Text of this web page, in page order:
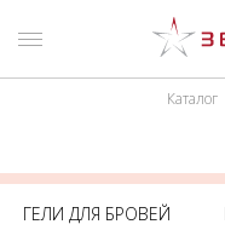
КАТАЛОГ
ВОЙТИ
ПАРФЮМЕРИЯ
МАКИЯЖ
Каталог
ГЕЛИ ДЛЯ БРОВЕЙ
Цена,
BYN